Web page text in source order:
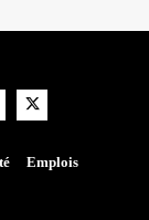
Emplois